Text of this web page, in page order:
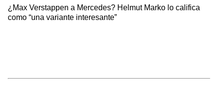
¿Max Verstappen a Mercedes? Helmut Marko lo califica
como “una variante interesante”